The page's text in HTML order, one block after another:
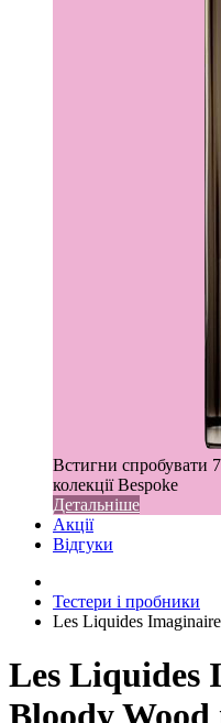
Встигни спробувати 7
колекції Bespoke
Детальніше
Акції
Відгуки
Тестери і пробники
Les Liquides
Les Liquides